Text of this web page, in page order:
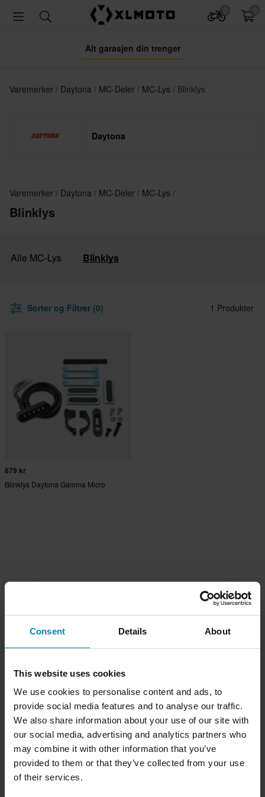
Consent Details About
This website uses cookies
We use cookies to personalise content and ads, to
provide social media features and to analyse our traffic.
We also share information about your use of our site with
our social media, advertising and analytics partners who
may combine it with other information that you’ve
provided to them or that they’ve collected from your use
of their services.
Alt garasjen din trenger
Varemerker Daytona MC-Deler MC-Lys Blinklys
Daytona
Varemerker Daytona MC-Deler MC-Lys
Blinklys
Alle MC-Lys Blinklys
Sorter og Filtrer (0) 1 Produkter
879 kr
Blinklys Daytona Gamma Micro